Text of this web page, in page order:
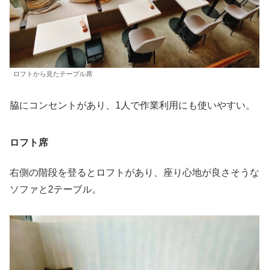
ロフトから見たテーブル席
脇にコンセントがあり、1人で作業利用にも使いやすい。
ロフト席
右側の階段を登るとロフトがあり、座り心地が良さそうな
ソファと2テーブル。